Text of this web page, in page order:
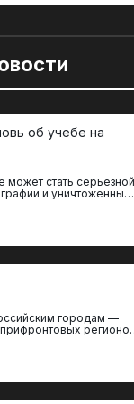
об учебе на
может стать серьезной
и уничтоженных
городам —